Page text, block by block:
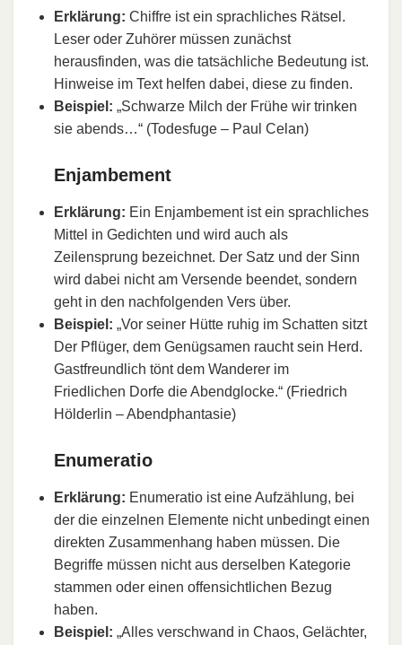
Erklärung: Chiffre ist ein sprachliches Rätsel.
Leser oder Zuhörer müssen zunächst
herausfinden, was die tatsächliche Bedeutung ist.
Hinweise im Text helfen dabei, diese zu finden.
Beispiel: „Schwarze Milch der Frühe wir trinken
sie abends…“ (Todesfuge – Paul Celan)
Enjambement
Erklärung: Ein Enjambement ist ein sprachliches
Mittel in Gedichten und wird auch als
Zeilensprung bezeichnet. Der Satz und der Sinn
wird dabei nicht am Versende beendet, sondern
geht in den nachfolgenden Vers über.
Beispiel: „Vor seiner Hütte ruhig im Schatten sitzt
Der Pflüger, dem Genügsamen raucht sein Herd.
Gastfreundlich tönt dem Wanderer im
Friedlichen Dorfe die Abendglocke.“ (Friedrich
Hölderlin – Abendphantasie)
Enumeratio
Erklärung: Enumeratio ist eine Aufzählung, bei
der die einzelnen Elemente nicht unbedingt einen
direkten Zusammenhang haben müssen. Die
Begriffe müssen nicht aus derselben Kategorie
stammen oder einen offensichtlichen Bezug
haben.
Beispiel: „Alles verschwand in Chaos, Gelächter,